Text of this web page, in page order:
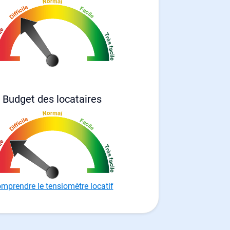
Budget des locataires
le tensiomètre locatif